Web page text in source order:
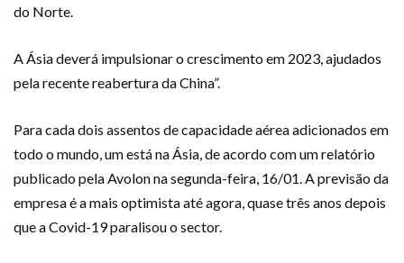
do Norte.
A Ásia deverá impulsionar o crescimento em 2023, ajudados
pela recente reabertura da China”.
Para cada dois assentos de capacidade aérea adicionados em
todo o mundo, um está na Ásia, de acordo com um relatório
publicado pela Avolon na segunda-feira, 16/01. A previsão da
empresa é a mais optimista até agora, quase três anos depois
que a Covid-19 paralisou o sector.